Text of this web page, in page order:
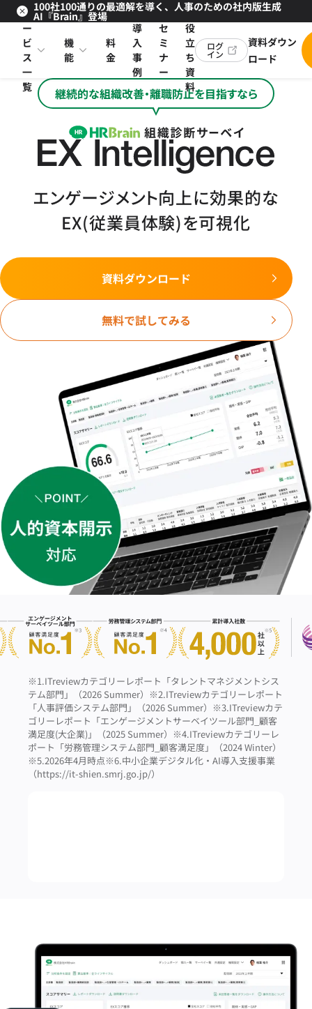
100社100通りの最適解を導く、人事のための社内版生成
AI『Brain』登場
サ
ー
ビ
ス
一
覧
機
能
料
金
導
入
事
例
セ
ミ
ナ
ー
お
役
立
ち
資
料
ログ
イン
資料ダウン
ロード
継続的な組織改善・離職防止を目指すなら
エンゲージメント向上に効果的な
EX(従業員体験)を可視化
資料ダウンロード
無料で試してみる
※1.ITreviewカテゴリーレポート「タレントマネジメントシス
テム部門」（2026 Summer） ※2.ITreviewカテゴリーレポート
「人事評価システム部門」（2026 Summer） ※3.ITreviewカテ
ゴリーレポート「エンゲージメントサーベイツール部門_顧客
満足度(大企業)」（2025 Summer） ※4.ITreviewカテゴリーレ
ポート「労務管理システム部門_顧客満足度」（2024 Winter）
※5.2026年4月時点※6.中小企業デジタル化・AI導入支援事業
（https://it-shien.smrj.go.jp/）